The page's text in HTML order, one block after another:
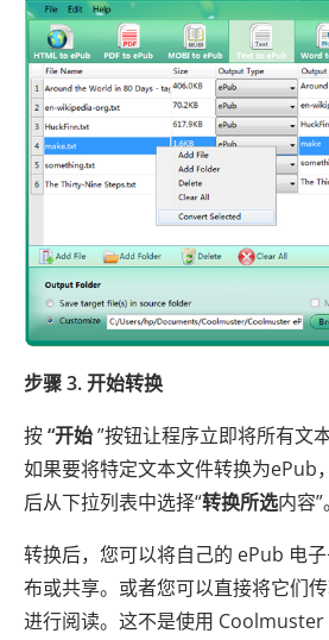
步骤 3. 开始转换
按“开始”按钮让程序立即将所有文
如果要将特定文本文件转换为ePub
后从下拉列表中选择“转换所选内容”。
转换后，您可以将自己的 ePub 电
布或共享。或者您可以直接将它们
进行阅读。这不是使用 Coolmuster